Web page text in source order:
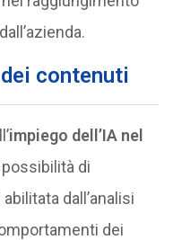
contenuti
impiego dell’IA nel
di
dall’analisi
dei